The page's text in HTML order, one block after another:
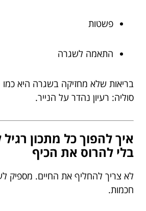
פשטות
התאמה לשגרה
בריאות שלא מחזיקה בשגרה היא כמו
סוליה: רעיון נהדר על הנייר.
איך להפוך כל מתכון רגיל
בלי להרוס את הכיף
לא צריך להחליף את החיים. מספיק
חכמות.